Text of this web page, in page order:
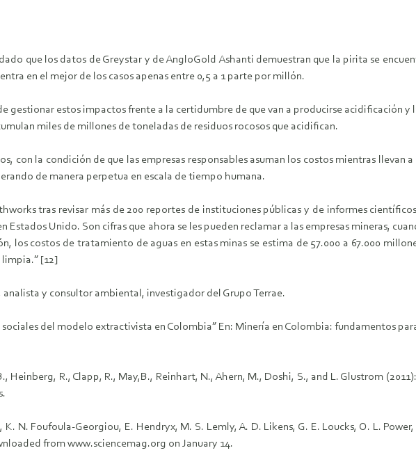
que los datos de Greystar y de AngloGold Ashanti demuestran que la pirita se
en el mejor de los casos apenas entre 0,5 a 1 parte por millón.
gestionar estos impactos frente a la certidumbre de que van a producirse acidificación y
miles de millones de toneladas de residuos rocosos que acidifican.
con la condición de que las empresas responsables asuman los costos mientras llevan
de manera perpetua en escala de tiempo humana.
tras revisar más de 200 reportes de instituciones públicas y de informes
Unido. Son cifras que ahora se les pueden reclamar a las empresas mineras,
los costos de tratamiento de aguas en estas minas se estima de 57.000 a 67.000
[12]
y consultor ambiental, investigador del Grupo Terrae.
sociales del modelo extractivista en Colombia” En: Minería en Colombia: fundamentos
Heinberg, R., Clapp, R., May,B., Reinhart, N., Ahern, M., Doshi, S., and L. Glustrom
N. Foufoula-Georgiou, E. Hendryx, M. S. Lemly, A. D. Likens, G. E. Loucks, O. L.
from www.sciencemag.org on January 14.